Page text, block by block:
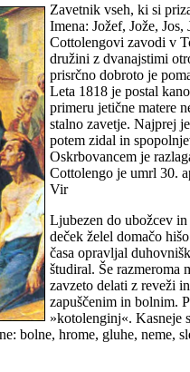
Zavetnik vseh, ki si
Imena: Jožef, Jože, Jos,
Cottolengovi zavodi v
družini z dvanajstimi
prisrčno dobroto je
Leta 1818 je postal
primeru jetične matere
stalno zavetje. Najprej
potem zidal in
Oskrbovancem je
Cottolengo je umrl 30.
Vir
Ljubezen do ubožcev
deček želel domačo
časa opravljal
študiral. Še razmeroma
zavzeto delati z reveži
zapuščenim in bolnim.
»kotolenginj«. Kasneje
bolne, hrome, gluhe, neme,